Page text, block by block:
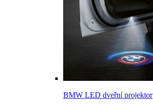
BMW LED dveřní projektor